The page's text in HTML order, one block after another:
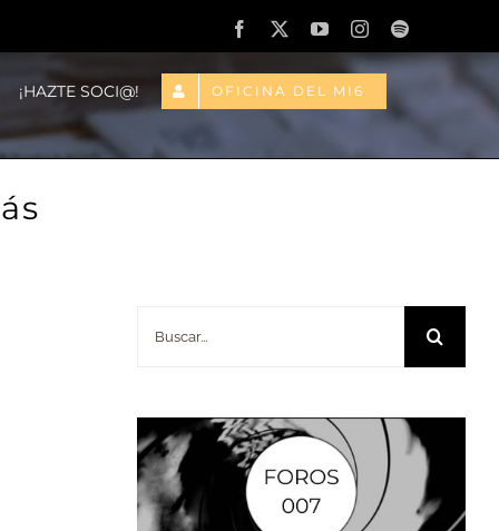
Facebook
X YouTubeInstagramSpotify
¡HAZTE SOCI@! OFICINA DEL MI6